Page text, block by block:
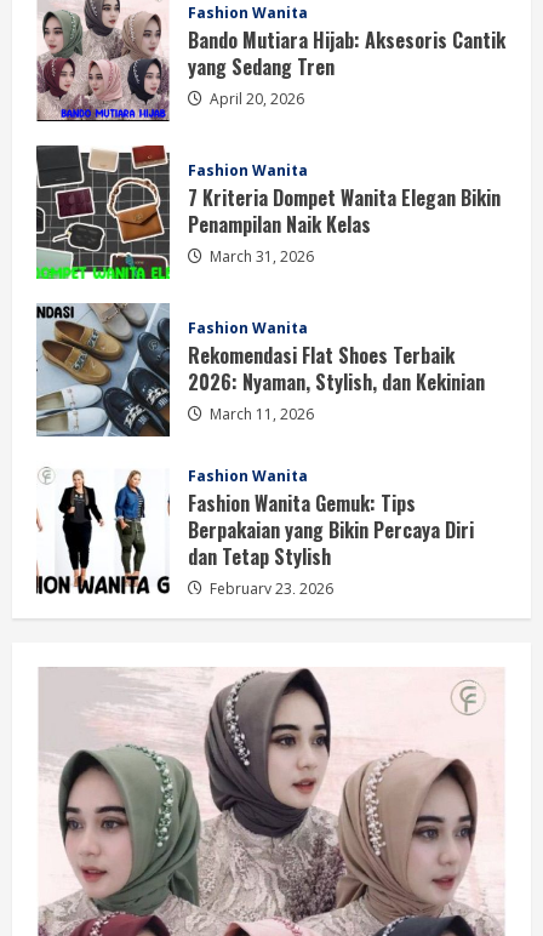
Fashion Wanita
Bando Mutiara Hijab: Aksesoris Cantik
yang Sedang Tren
April 20, 2026
Fashion Wanita
7 Kriteria Dompet Wanita Elegan Bikin
Penampilan Naik Kelas
March 31, 2026
Fashion Wanita
Rekomendasi Flat Shoes Terbaik
2026: Nyaman, Stylish, dan Kekinian
March 11, 2026
Fashion Wanita
Fashion Wanita Gemuk: Tips
Berpakaian yang Bikin Percaya Diri
dan Tetap Stylish
February 23, 2026